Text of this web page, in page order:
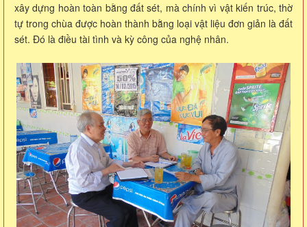
xây dựng hoàn toàn bằng đất sét, mà chính vì vật kiến trúc, thờ
tự trong chùa được hoàn thành bằng loại vật liệu đơn giản là đất
sét. Đó là điều tài tình và kỳ công của nghệ nhân.